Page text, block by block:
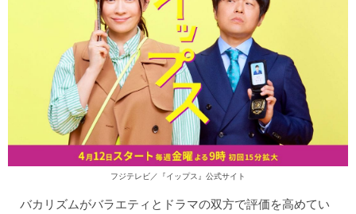
フジテレビ／ 『イップス』公式サイト
バカリズムがバラエティとドラマの双方で評価を高めてい